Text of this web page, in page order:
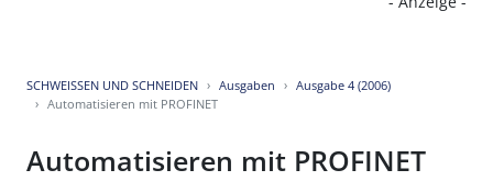
SCHWEISSEN UND SCHNEIDEN Ausgaben
Ausgabe 4 (2006)
Automatisieren mit PROFINET
Automatisieren mit PROFINET